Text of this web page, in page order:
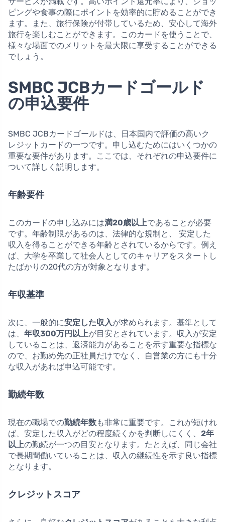
ピングや食事の際にポイントを効率的に貯めることができ
ます。また、旅行保険が付帯しているため、安心して海外
旅行を楽しむことができます。このカードを使うことで、
様々な場面でのメリットを最大限に享受することができる
でしょう。
SMBC JCBカードゴールド
の申込要件
SMBC JCBカードゴールドは、日本国内で評価の高いク
レジットカードの一つです。申し込むためにはいくつかの
重要な要件があります。ここでは、それぞれの申込要件に
ついて詳しく説明します。
年齢要件
このカードの申し込みには満20歳以上であることが必要
です。年齢制限があるのは、法律的な規制と、 安定した
収入を得ることができる年齢とされているからです。例え
ば、大学を卒業して社会人としてのキャリアをスタートし
たばかりの20代の方が対象となります。
年収基準
次に、一般的に安定した収入が求められます。基準として
は、 年収300万円以上が目安とされています。収入が安定
していることは、返済能力があることを示す重要な指標な
ので、お勤め先の正社員だけでなく、自営業の方にも十分
な収入があれば申込可能です。
勤続年数
現在の職場での勤続年数も非常に重要です。これが短けれ
ば、安定した収入がどの程度続くかを判断しにくく、 2年
以上の勤続が一つの目安となります。たとえば、同じ会社
で長期間働いていることは、収入の継続性を示す良い指標
となります。
クレジットスコア